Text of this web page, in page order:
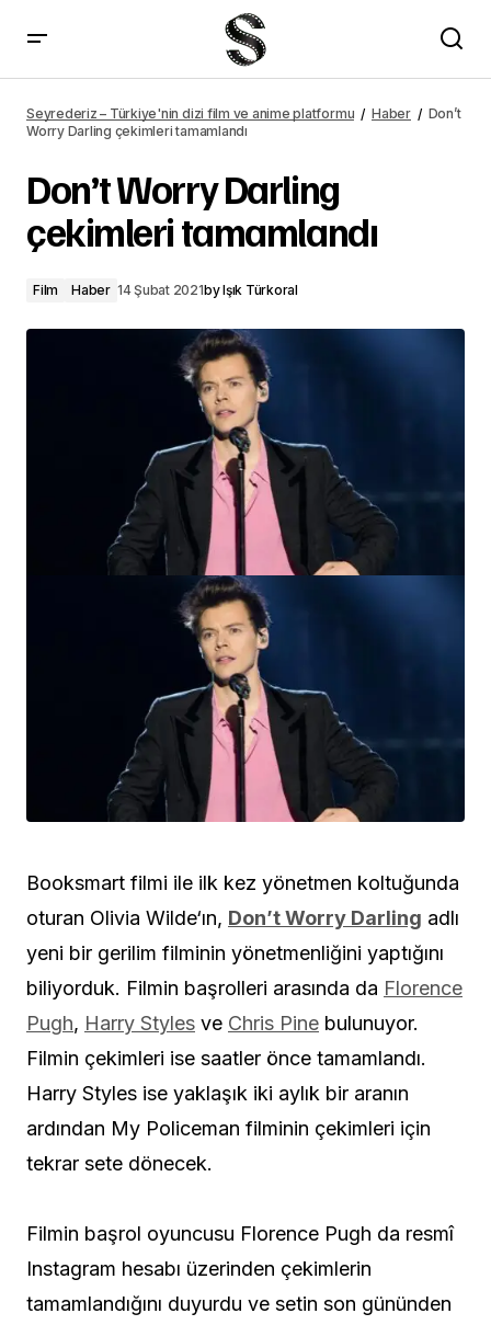
Seyrederiz – Türkiye'nin dizi film ve anime platformu Haber
Don’t
Worry Darling çekimleri tamamlandı
Don’t Worry Darling
çekimleri tamamlandı
Film Haber 14 Şubat 2021byIşık Türkoral
Booksmart filmi ile ilk kez yönetmen koltuğunda
oturan Olivia Wilde‘ın, Don’t Worry Darling adlı
yeni bir gerilim filminin yönetmenliğini yaptığını
biliyorduk. Filmin başrolleri arasında da Florence
Pugh, Harry Styles ve Chris Pine bulunuyor.
Filmin çekimleri ise saatler önce tamamlandı.
Harry Styles ise yaklaşık iki aylık bir aranın
ardından My Policeman filminin çekimleri için
tekrar sete dönecek.
Filmin başrol oyuncusu Florence Pugh da resmî
Instagram hesabı üzerinden çekimlerin
tamamlandığını duyurdu ve setin son gününden